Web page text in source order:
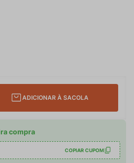
ADICIONAR À SACOLA
compra
COPIAR CUPOM